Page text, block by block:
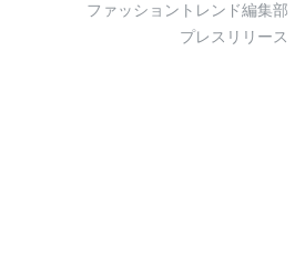
ファッショントレンド編集部
プレスリリース